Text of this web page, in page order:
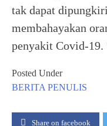
tak dapat
membahayakan
penyakit Covid-19.
Posted Under
BERITA PENULIS
Share on facebook